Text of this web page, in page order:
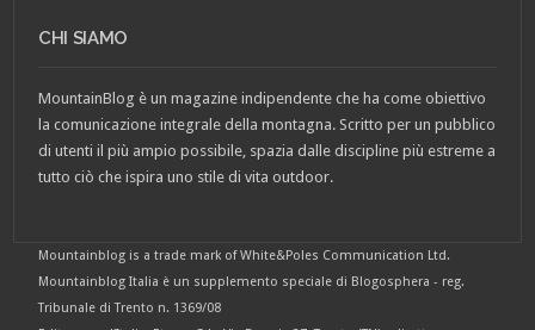
CHI SIAMO
MountainBlog è un magazine indipendente che ha come obiettivo
la comunicazione integrale della montagna. Scritto per un pubblico
di utenti il più ampio possibile, spazia dalle discipline più estreme a
tutto ciò che ispira uno stile di vita outdoor.
Mountainblog is a trade mark of White&Poles Communication Ltd.
Mountainblog Italia è un supplemento speciale di Blogosphera - reg.
Tribunale di Trento n. 1369/08